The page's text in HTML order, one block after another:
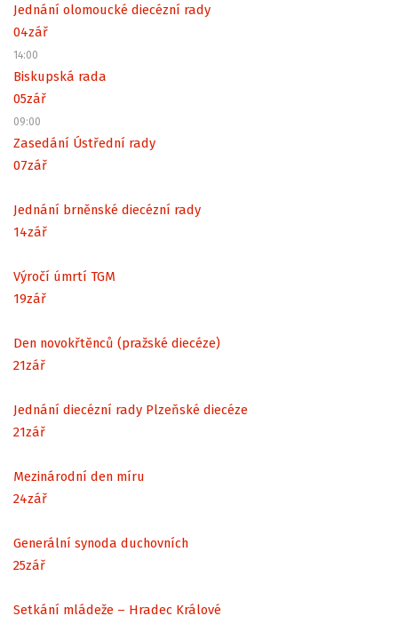
Jednání olomoucké diecézní rady
04zář
14:00
Biskupská rada
05zář
09:00
Zasedání Ústřední rady
07zář
Jednání brněnské diecézní rady
14zář
Výročí úmrtí TGM
19zář
Den novokřtěnců (pražské diecéze)
21zář
Jednání diecézní rady Plzeňské diecéze
21zář
Mezinárodní den míru
24zář
Generální synoda duchovních
25zář
Setkání mládeže – Hradec Králové